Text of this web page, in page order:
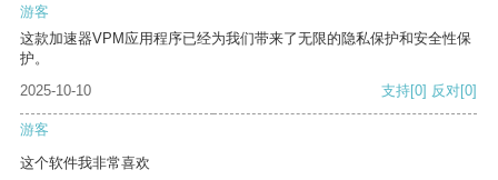
游客
这款加速器VPM应用程序已经为我们带来了无限的隐私保护和安全性保
护。
2025-10-10
支持[0] 反对[0]
游客
这个软件我非常喜欢